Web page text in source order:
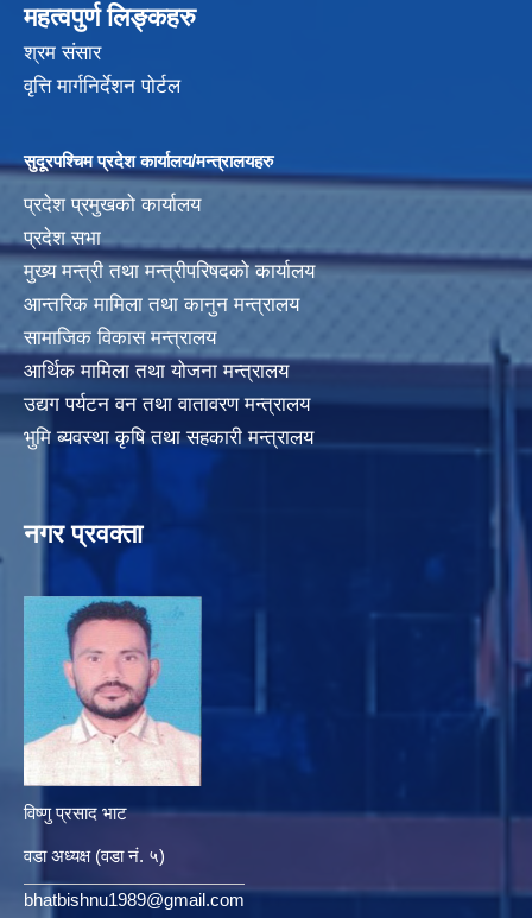
महत्वपुर्ण लिङ्कहरु
श्रम संसार
वृत्ति मार्गनिर्देशन पोर्टल
सुदूरपश्चिम प्रदेश कार्यालय/मन्त्रालयहरु
प्रदेश प्रमुखको कार्यालय
प्रदेश सभा
मुख्य मन्त्री तथा मन्त्रीपरिषदको कार्यालय
आन्तरिक मामिला तथा कानुन मन्त्रालय
सामाजिक विकास मन्त्रालय
आर्थिक मामिला तथा योजना मन्त्रालय
उद्यग पर्यटन वन तथा वातावरण मन्त्रालय
भुमि ब्यवस्था कृषि तथा सहकारी मन्त्रालय
नगर प्रवक्ता
विष्णु प्रसाद भाट
वडा अध्यक्ष (वडा नं. ५)
bhatbishnu1989@gmail.com